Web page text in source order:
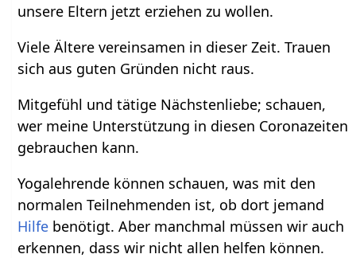
unsere Eltern jetzt erziehen zu wollen.
Viele Ältere vereinsamen in dieser Zeit. Trauen
sich aus guten Gründen nicht raus.
Mitgefühl und tätige Nächstenliebe; schauen,
wer meine Unterstützung in diesen Coronazeiten
gebrauchen kann.
Yogalehrende können schauen, was mit den
normalen Teilnehmenden ist, ob dort jemand
Hilfe benötigt. Aber manchmal müssen wir auch
erkennen, dass wir nicht allen helfen können.